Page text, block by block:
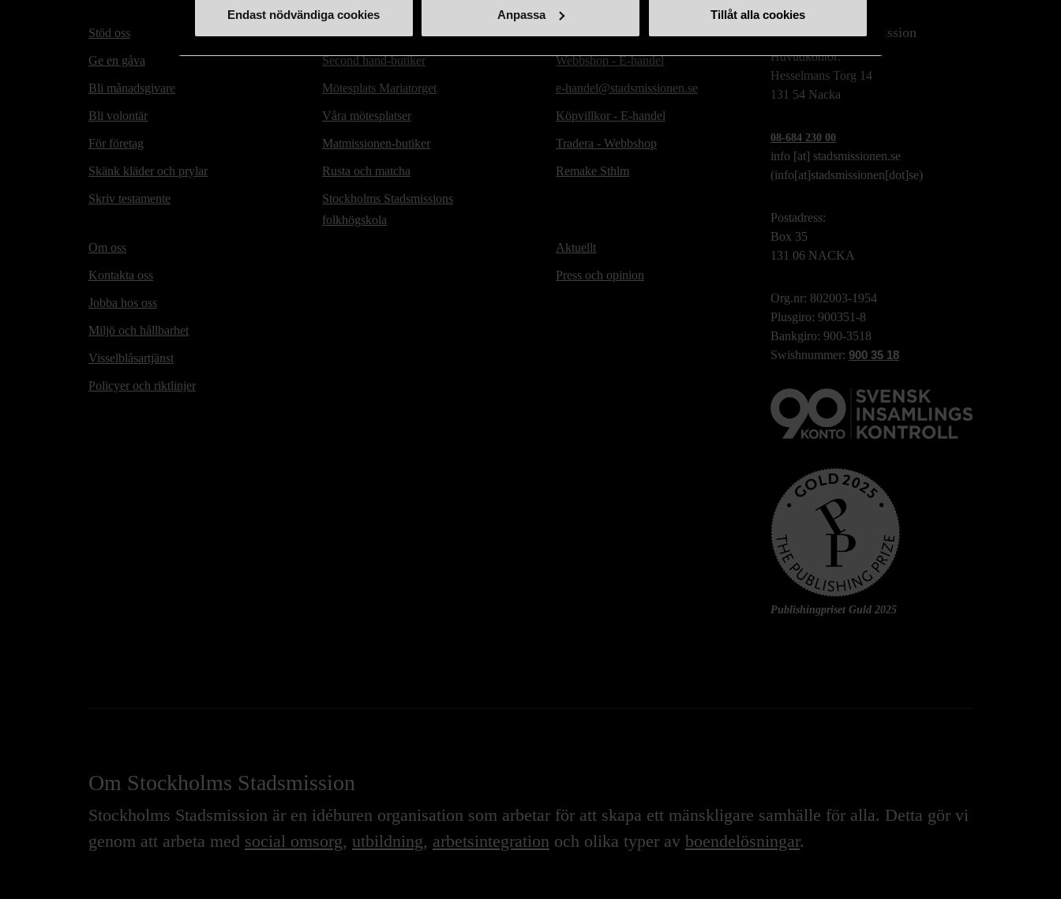
Endast nödvändiga cookies Anpassa Tillåt alla cookies
Stöd oss
Ge en gåva
Bli månadsgivare
Bli volontär
För företag
Skänk kläder och prylar
Skriv testamente
Second hand-butiker
Mötesplats Mariatorget
Våra mötesplatser
Matmissionen-butiker
Rusta och matcha
Stockholms Stadsmissions
folkhögskola
Handla second hand online
Webbshop - E-handel
e-handel@stadsmissionen.se
Köpvillkor - E-handel
Tradera - Webbshop
Remake Sthlm
Om oss
Kontakta oss
Jobba hos oss
Miljö och hållbarhet
Visselblåsartjänst
Policyer och riktlinjer
Aktuellt
Press och opinion
Stockholms Stadsmission
Huvudkontor:
Hesselmans Torg 14
131 54 Nacka
08-684 230 00
info [at] stadsmissionen.se
(info[at]stadsmissionen[dot]se)
Postadress:
Box 35
131 06 NACKA
Org.nr: 802003-1954
Plusgiro: 900351-8
Bankgiro: 900-3518
Swishnummer: 900 35 18
Publishingpriset Guld 2025
Om Stockholms Stadsmission
Stockholms Stadsmission är en idéburen organisation som arbetar för att skapa ett mänskligare samhälle för alla. Detta gör vi
genom att arbeta med social omsorg, utbildning, arbetsintegration och olika typer av boendelösningar.